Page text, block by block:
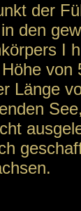
der
den
I
von
Länge